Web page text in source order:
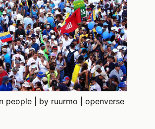
people | by ruurmo | openverse